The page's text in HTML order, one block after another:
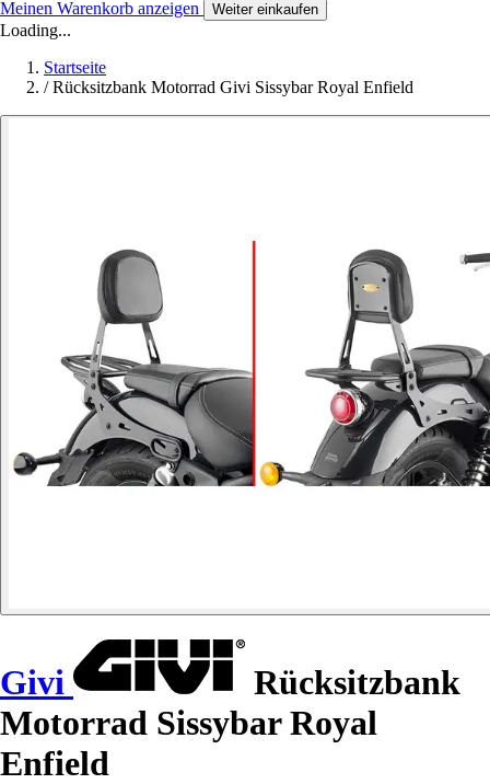
Meinen Warenkorb anzeigen Weiter einkaufen
Loading...
Startseite
/ Rücksitzbank Motorrad Givi Sissybar Royal Enfield
Givi
Rücksitzbank
Motorrad Sissybar Royal
Enfield